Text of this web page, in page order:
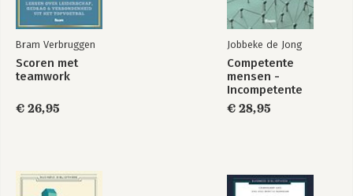
Bram Verbruggen
Scoren met
teamwork
€ 26,95
Jobbeke de Jong
Competente
mensen -
Incompetente
teams
€ 28,95